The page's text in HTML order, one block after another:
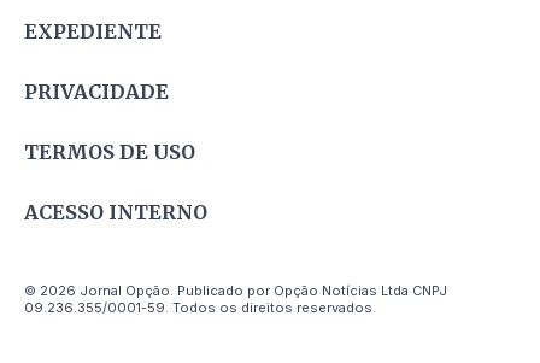
EXPEDIENTE
PRIVACIDADE
TERMOS DE USO
ACESSO INTERNO
© 2026 Jornal Opção. Publicado por Opção Notícias Ltda CNPJ
09.236.355/0001-59. Todos os direitos reservados.